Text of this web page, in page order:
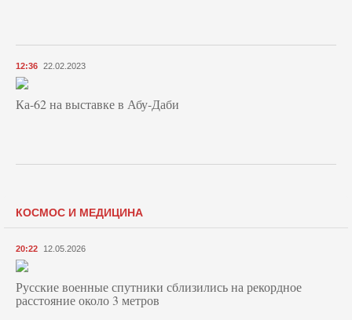
12:36 22.02.2023
Ка-62 на выставке в Абу-Даби
КОСМОС И МЕДИЦИНА
20:22 12.05.2026
Русские военные спутники сблизились на рекордное
расстояние около 3 метров